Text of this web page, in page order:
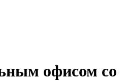
офисом со